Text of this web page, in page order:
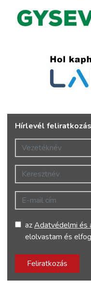
Hírlevél feliratkozás
Vezetéknév
Keresztnév
E-mail cím
azAdatvédelmi és
elolvastam és
Feliratkozás